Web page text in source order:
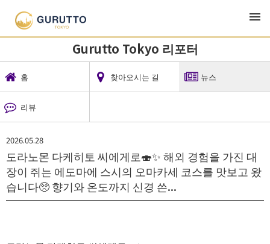
TOP
Gurutto Tokyo 리포터
홈 찾아오시는 길 뉴스
리뷰
2026.05.28
⁡도라노몬 다케히토 씨에게로🍣✨️ 해외 경험을 가진 대
장이 쥐는 에도마에 스시의 오마카세 코스를 맛보고 왔
습니다🥺 향기와 온도까지 신경 쓴...